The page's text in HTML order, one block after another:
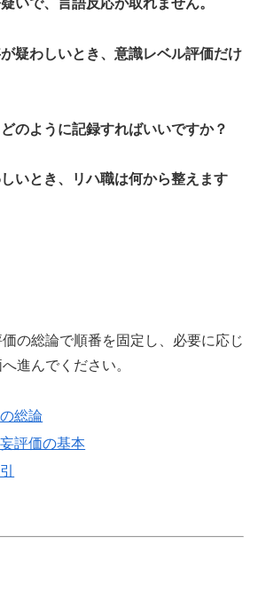
疑わしいとき、意識レベル評価だけ
のように記録すればいいですか？
いとき、リハ職は何から整えます
の総論で順番を固定し、必要に応じ
進んでください。
総論
評価の基本